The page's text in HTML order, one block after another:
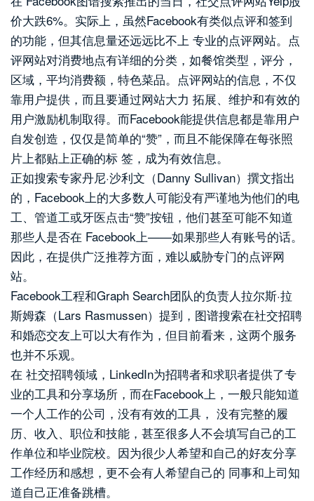
价大跌6%。实际上，虽然Facebook有类似点评和签到
的功能，但其信息量还远远比不上 专业的点评网站。点
评网站对消费地点有详细的分类，如餐馆类型，评分，
区域，平均消费额，特色菜品。点评网站的信息，不仅
靠用户提供，而且要通过网站大力 拓展、维护和有效的
用户激励机制取得。而Facebook能提供信息都是靠用户
自发创造，仅仅是简单的“赞”，而且不能保障在每张照
片上都贴上正确的标 签，成为有效信息。
正如搜索专家丹尼·沙利文（Danny Sullivan）撰文指出
的，Facebook上的大多数人可能没有严谨地为他们的电
工、管道工或牙医点击“赞”按钮，他们甚至可能不知道
那些人是否在 Facebook上——如果那些人有账号的话。
因此，在提供广泛推荐方面，难以威胁专门的点评网
站。
Facebook工程和Graph Search团队的负责人拉尔斯·拉
斯姆森（Lars Rasmussen）提到，图谱搜索在社交招聘
和婚恋交友上可以大有作为，但目前看来，这两个服务
也并不乐观。
在 社交招聘领域，LinkedIn为招聘者和求职者提供了专
业的工具和分享场所，而在Facebook上，一般只能知道
一个人工作的公司，没有有效的工具， 没有完整的履
历、收入、职位和技能，甚至很多人不会填写自己的工
作单位和毕业院校。因为很少人希望和自己的好友分享
工作经历和感想，更不会有人希望自己的 同事和上司知
道自己正准备跳槽。